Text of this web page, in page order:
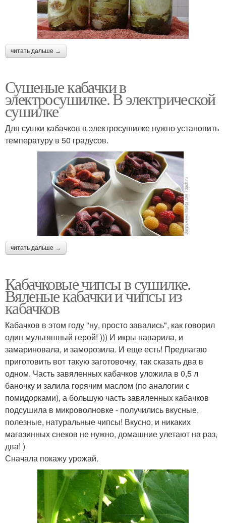
читать дальше →
Сушеные кабачки в
электросушилке. В электрической
сушилке
Для сушки кабачков в электросушилке нужно установить
температуру в 50 градусов.
читать дальше →
Кабачковые чипсы в сушилке.
Вяленые кабачки и чипсы из
кабачков
Кабачков в этом году "ну, просто завались", как говорил
один мультяшный герой! ))) И икры наварила, и
замариновала, и заморозила. И еще есть! Предлагаю
приготовить вот такую заготовочку, так сказать два в
одном. Часть завяленных кабачков уложила в 0,5 л
баночку и залила горячим маслом (по аналогии с
помидорками), а большую часть завяленных кабачков
подсушила в микроволновке - получились вкусные,
полезные, натуральные чипсы! Вкусно, и никаких
магазинных снеков не нужно, домашние улетают на раз,
два! )
Сначала покажу урожай.